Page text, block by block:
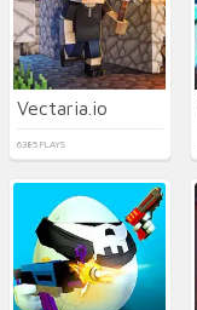
Vectaria.io
6385 PLAYS